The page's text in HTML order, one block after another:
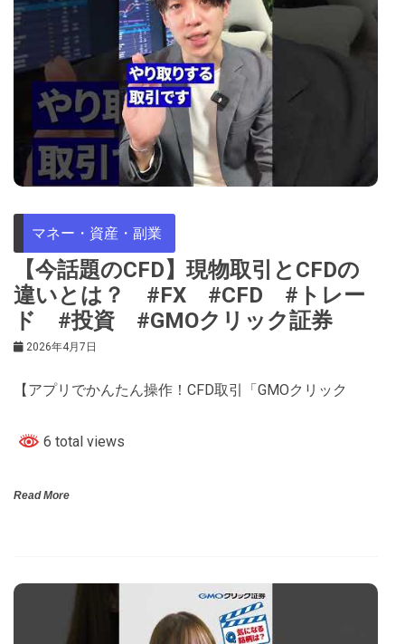
マネー・資産・副業
【今話題のCFD】現物取引とCFDの
違いとは？ #FX #CFD #トレー
ド #投資 #GMOクリック証券
2026年4月7日
【アプリでかんたん操作！CFD取引「GMOクリック
6 total views
Read More